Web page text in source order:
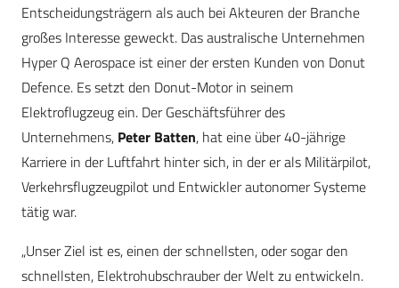
Entscheidungsträgern als auch bei Akteuren der Branche
großes Interesse geweckt. Das australische Unternehmen
Hyper Q Aerospace ist einer der ersten Kunden von Donut
Defence. Es setzt den Donut-Motor in seinem
Elektroflugzeug ein. Der Geschäftsführer des
Unternehmens, Peter Batten, hat eine über 40-jährige
Karriere in der Luftfahrt hinter sich, in der er als Militärpilot,
Verkehrsflugzeugpilot und Entwickler autonomer Systeme
tätig war.
„Unser Ziel ist es, einen der schnellsten, oder sogar den
schnellsten, Elektrohubschrauber der Welt zu entwickeln.